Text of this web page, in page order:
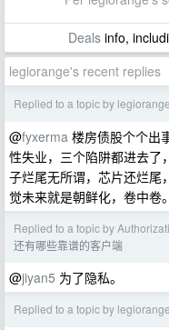
Dealsinfo,
legiorange's recent replies
Replied to a topic by legiorange
@fyxerma 楼房债股个个出
性失业，三个陷阱都进去了
子烂尾无所谓，芯片还烂尾
觉未来就是朝鲜化，卷中卷。
Replied to a topic by
还有哪些靠谱的客户端
@jiyan5 为了隐私。
Replied to a topic by legiorange